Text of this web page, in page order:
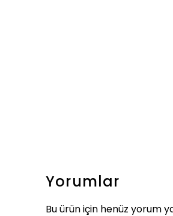
Yorumlar
Bu ürün için henüz yorum